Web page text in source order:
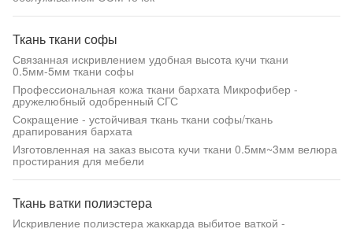
Ткань ткани софы
Связанная искривлением удобная высота кучи ткани
0.5мм-5мм ткани софы
Профессиональная кожа ткани бархата Микрофибер -
дружелюбный одобренный СГС
Сокращение - устойчивая ткань ткани софы/ткань
драпирования бархата
Изготовленная на заказ высота кучи ткани 0.5мм~3мм велюра
простирания для мебели
Ткань ватки полиэстера
Искривление полиэстера жаккарда выбитое ваткой -